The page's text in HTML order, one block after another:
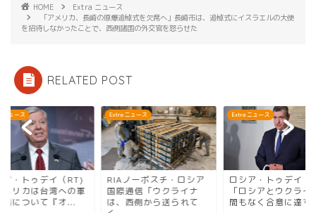
HOME
Extra ニュース
「アメリカ、長崎の原爆追悼式を欠席へ」長崎市は、追悼式にイスラエルの大使
を招待しなかったことで、西側諸国の外交官を怒らせた
RELATED POST
ニュース
ーボスチ・ロシア
通信「ウクライナ
西側から送られて
Extra ニュース
ロシア・トゥデイ（RT)
「ロシアとウクライナは
間もなく合意に達す...
Extra ニュース
ロシア・トゥデイ（
「アメリカは台湾へ
隊配備について『オ